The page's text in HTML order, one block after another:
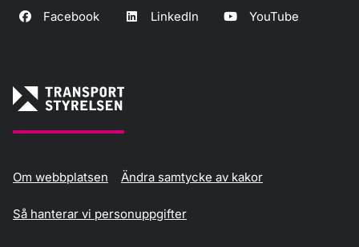
Facebook LinkedIn YouTube
Om webbplatsen Ändra samtycke av kakor
Så hanterar vi personuppgifter